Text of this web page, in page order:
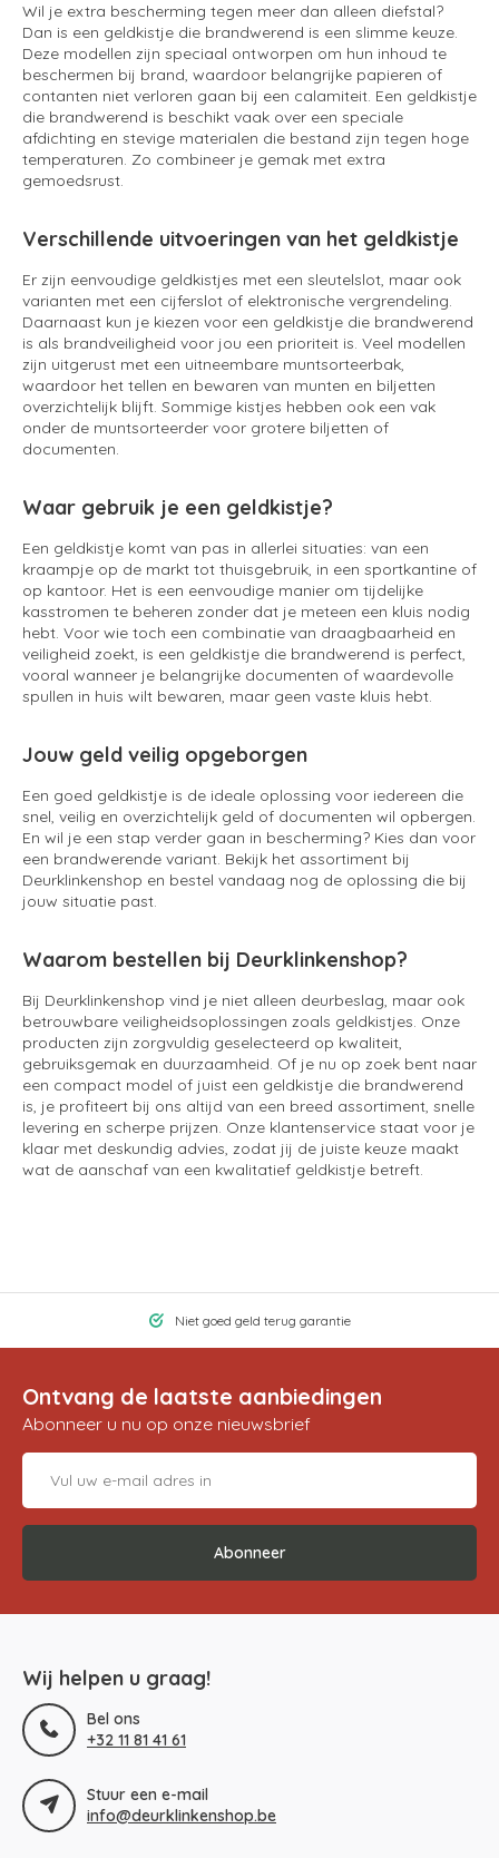
Wil je extra bescherming tegen meer dan alleen diefstal?
Dan is een geldkistje die brandwerend is een slimme keuze.
Deze modellen zijn speciaal ontworpen om hun inhoud te
beschermen bij brand, waardoor belangrijke papieren of
contanten niet verloren gaan bij een calamiteit. Een geldkistje
die brandwerend is beschikt vaak over een speciale
afdichting en stevige materialen die bestand zijn tegen hoge
temperaturen. Zo combineer je gemak met extra
gemoedsrust.
Verschillende uitvoeringen van het geldkistje
Er zijn eenvoudige geldkistjes met een sleutelslot, maar ook
varianten met een cijferslot of elektronische vergrendeling.
Daarnaast kun je kiezen voor een geldkistje die brandwerend
is als brandveiligheid voor jou een prioriteit is. Veel modellen
zijn uitgerust met een uitneembare muntsorteerbak,
waardoor het tellen en bewaren van munten en biljetten
overzichtelijk blijft. Sommige kistjes hebben ook een vak
onder de muntsorteerder voor grotere biljetten of
documenten.
Waar gebruik je een geldkistje?
Een geldkistje komt van pas in allerlei situaties: van een
kraampje op de markt tot thuisgebruik, in een sportkantine of
op kantoor. Het is een eenvoudige manier om tijdelijke
kasstromen te beheren zonder dat je meteen een kluis nodig
hebt. Voor wie toch een combinatie van draagbaarheid en
veiligheid zoekt, is een geldkistje die brandwerend is perfect,
vooral wanneer je belangrijke documenten of waardevolle
spullen in huis wilt bewaren, maar geen vaste kluis hebt.
Jouw geld veilig opgeborgen
Een goed geldkistje is de ideale oplossing voor iedereen die
snel, veilig en overzichtelijk geld of documenten wil opbergen.
En wil je een stap verder gaan in bescherming? Kies dan voor
een brandwerende variant. Bekijk het assortiment bij
Deurklinkenshop en bestel vandaag nog de oplossing die bij
jouw situatie past.
Waarom bestellen bij Deurklinkenshop?
Bij Deurklinkenshop vind je niet alleen deurbeslag, maar ook
betrouwbare veiligheidsoplossingen zoals geldkistjes. Onze
producten zijn zorgvuldig geselecteerd op kwaliteit,
gebruiksgemak en duurzaamheid. Of je nu op zoek bent naar
een compact model of juist een geldkistje die brandwerend
is, je profiteert bij ons altijd van een breed assortiment, snelle
levering en scherpe prijzen. Onze klantenservice staat voor je
klaar met deskundig advies, zodat jij de juiste keuze maakt
wat de aanschaf van een kwalitatief geldkistje betreft.
Niet goed geld terug garantie
Ontvang de laatste aanbiedingen
Abonneer u nu op onze nieuwsbrief
Abonneer
Wij helpen u graag!
Bel ons
+32 11 81 41 61
Stuur een e-mail
info@deurklinkenshop.be